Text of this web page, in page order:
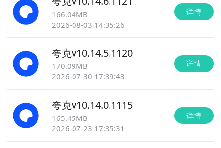
166.04MB
2026-08-03 14:35:26
详情
夸克v10.14.5.1120
170.09MB
2026-07-30 17:39:43
详情
夸克v10.14.0.1115
165.45MB
2026-07-23 17:35:31
详情